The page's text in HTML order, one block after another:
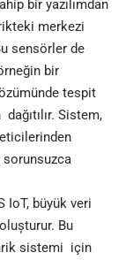
bir yazılımdan
merkezi
sensörler de
bir
tespit
Sistem,
sorunsuzca
IoT, büyük veri
Bu
sistemi için